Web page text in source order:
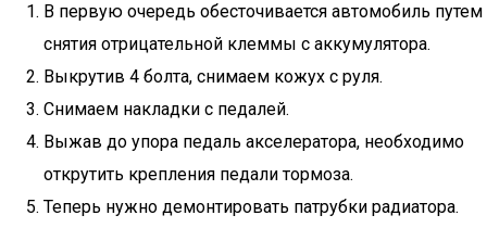
В первую очередь обесточивается автомобиль путем
снятия отрицательной клеммы с аккумулятора.
Выкрутив 4 болта, снимаем кожух с руля.
Снимаем накладки с педалей.
Выжав до упора педаль акселератора, необходимо
открутить крепления педали тормоза.
Теперь нужно демонтировать патрубки радиатора.